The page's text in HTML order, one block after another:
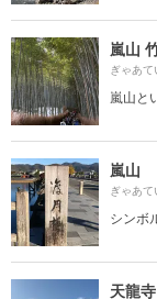
嵐山
ぎゃあ
嵐山と
嵐山
ぎゃあ
シンボ
天龍寺